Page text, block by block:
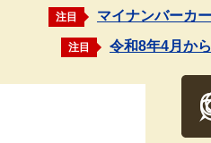
注目 マイナンバーカ
注目 令和8年4月か